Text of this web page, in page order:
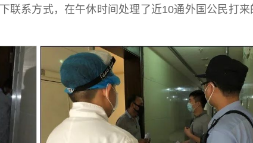
系方式，在午休时间处理了近10通外国公民打来